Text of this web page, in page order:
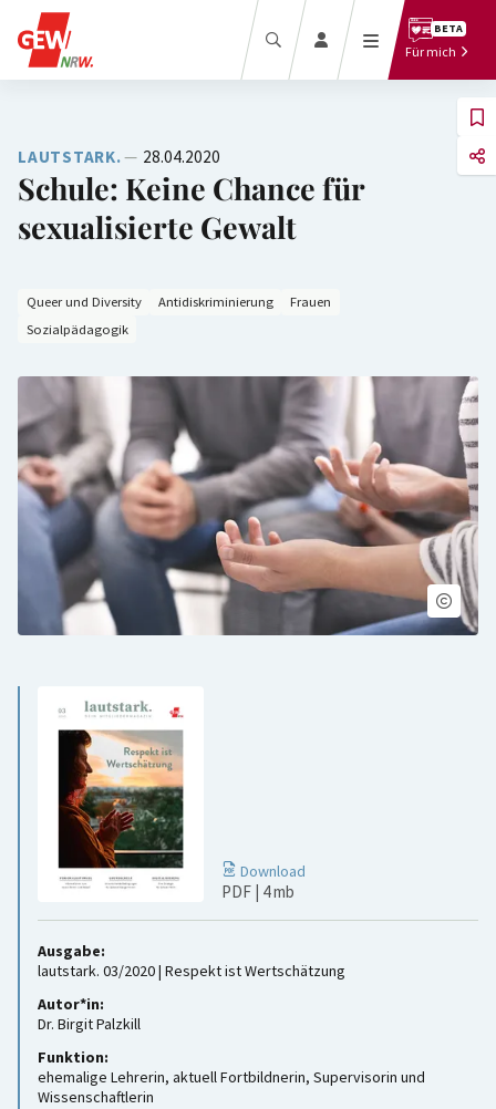
BETA
Für mich
Mitglied
Mitglied werben
Mitglieder-Login
Profil anlegen
Beratung
Termine
Zum Magazin
Online-Shop
Online-Archiv
Recht
Bezahlung
Tarifbeschäftigte
Mitgliedermagazin
Pressebereich
LAUTSTARK. 28.04.2020
Schule: Keine Chance für
sexualisierte Gewalt
Queer und Diversity Antidiskriminierung
Frauen
Sozialpädagogik
Download
PDF | 4 mb
Ausgabe:
lautstark. 03/2020 | Respekt ist Wertschätzung
Autor*in:
Dr. Birgit Palzkill
Funktion:
ehemalige Lehrerin, aktuell Fortbildnerin, Supervisorin und
Wissenschaftlerin